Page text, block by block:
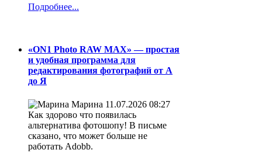
Подробнее...
«ON1 Photo RAW MAX» — простая
и удобная программа для
редактирования фотографий от А
до Я
Марина 11.07.2026 08:27
Как здорово что появилась
альтернатива фотошопу! В письме
сказано, что может больше не
работать Adobb.